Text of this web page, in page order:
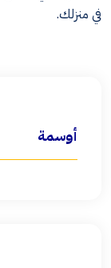
في منزلك.
أوسمة